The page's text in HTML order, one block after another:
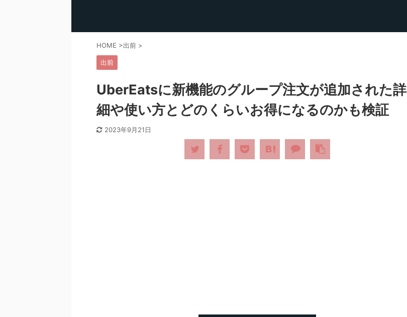
HOME >出前 >
出前
UberEatsに新機能のグループ注文が追加された詳
細や使い方とどのくらいお得になるのかも検証
2023年9月21日